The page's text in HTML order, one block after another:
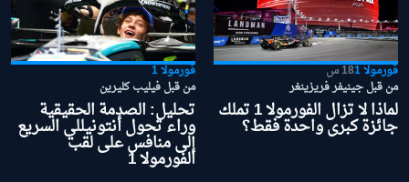
فورمولا 1 18 س
من قبل جينيفر فريزينغر
لماذا لا تزال الفورمولا 1 تملك
جائزة كبرى واحدة فقط؟
فورمولا 1
من قبل فيليب كليرين
تحليل: الصدمة الحقيقية
وراء تحول أنتونيللي السريع
إلى منافس على لقب
الفورمولا 1